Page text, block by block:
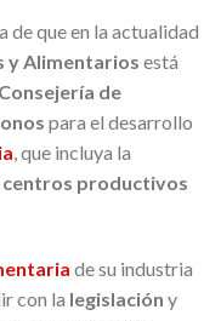
de que en la actualidad
y Alimentarios está
Consejería de
para el desarrollo
, que incluya la
centros productivos
de su industria
con la legislación y